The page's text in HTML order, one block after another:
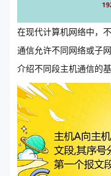
在现代计算机网络中，
通信允许不同网络或子
介绍不同段主机通信的